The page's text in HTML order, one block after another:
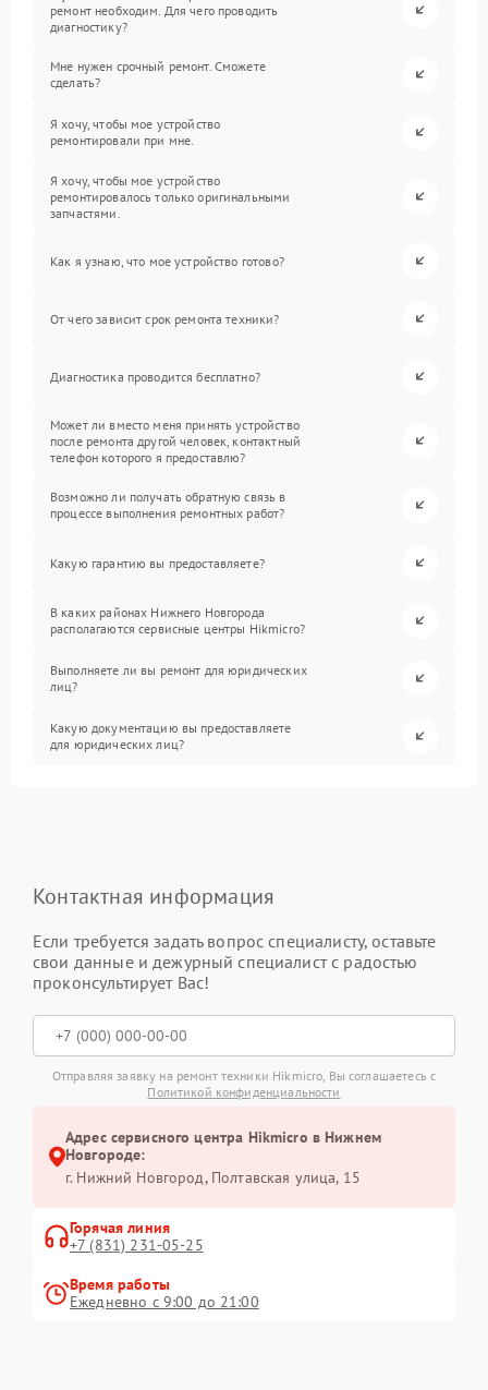
ремонт необходим. Для чего проводить
диагностику?
Мне нужен срочный ремонт. Сможете
сделать?
Я хочу, чтобы мое устройство
ремонтировали при мне.
Я хочу, чтобы мое устройство
ремонтировалось только оригинальными
запчастями.
Как я узнаю, что мое устройство готово?
От чего зависит срок ремонта техники?
Диагностика проводится бесплатно?
Может ли вместо меня принять устройство
после ремонта другой человек, контактный
телефон которого я предоставлю?
Возможно ли получать обратную связь в
процессе выполнения ремонтных работ?
Какую гарантию вы предоставляете?
В каких районах Нижнего Новгорода
располагаются сервисные центры Hikmicro?
Выполняете ли вы ремонт для юридических
лиц?
Какую документацию вы предоставляете
для юридических лиц?
Контактная информация
Если требуется задать вопрос специалисту, оставьте
свои данные и дежурный специалист с радостью
проконсультирует Вас!
Отправляя заявку на ремонт техники Hikmicro, Вы соглашаетесь с
Политикой конфиденциальности
Адрес сервисного центра Hikmicro в Нижнем
Новгороде:
г. Нижний Новгород, Полтавская улица, 15
Горячая линия
+7 (831) 231-05-25
Время работы
Ежедневно с 9:00 до 21:00